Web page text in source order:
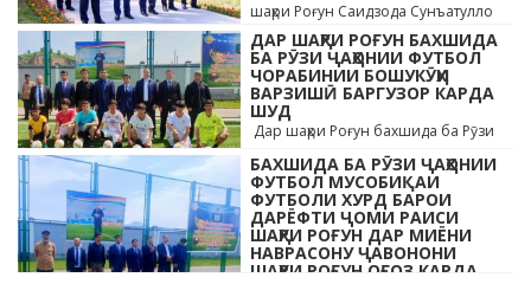
шаҳри Роғун Саидзода Сунъатулло
бо ҳайъати кормандони дастгоҳи
раиси шаҳр ва роҳбарони мақомотҳои
…
ДАР ШАҲРИ РОҒУН БАХШИДА
БА РӮЗИ ҶАҲОНИИ ФУТБОЛ
ЧОРАБИНИИ БОШУКӮҲИ
ВАРЗИШӢ БАРГУЗОР КАРДА
ШУД
Дар шаҳри Роғун бахшида ба Рӯзи
ҷавонони Тоҷикистон ва Рӯзи
ҷаҳонии футбол бо иштироки 10
даста мусобиқаи кушоди шаҳри аз …
БАХШИДА БА РӮЗИ ҶАҲОНИИ
ФУТБОЛ МУСОБИҚАИ
ФУТБОЛИ ХУРД БАРОИ
ДАРЁФТИ ҶОМИ РАИСИ
ШАҲРИ РОҒУН ДАР МИЁНИ
НАВРАСОНУ ҶАВОНОНИ
ШАҲРИ РОҒУН ОҒОЗ КАРДА